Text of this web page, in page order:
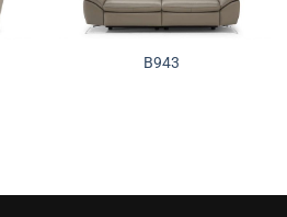
Додади во
желботека
B943